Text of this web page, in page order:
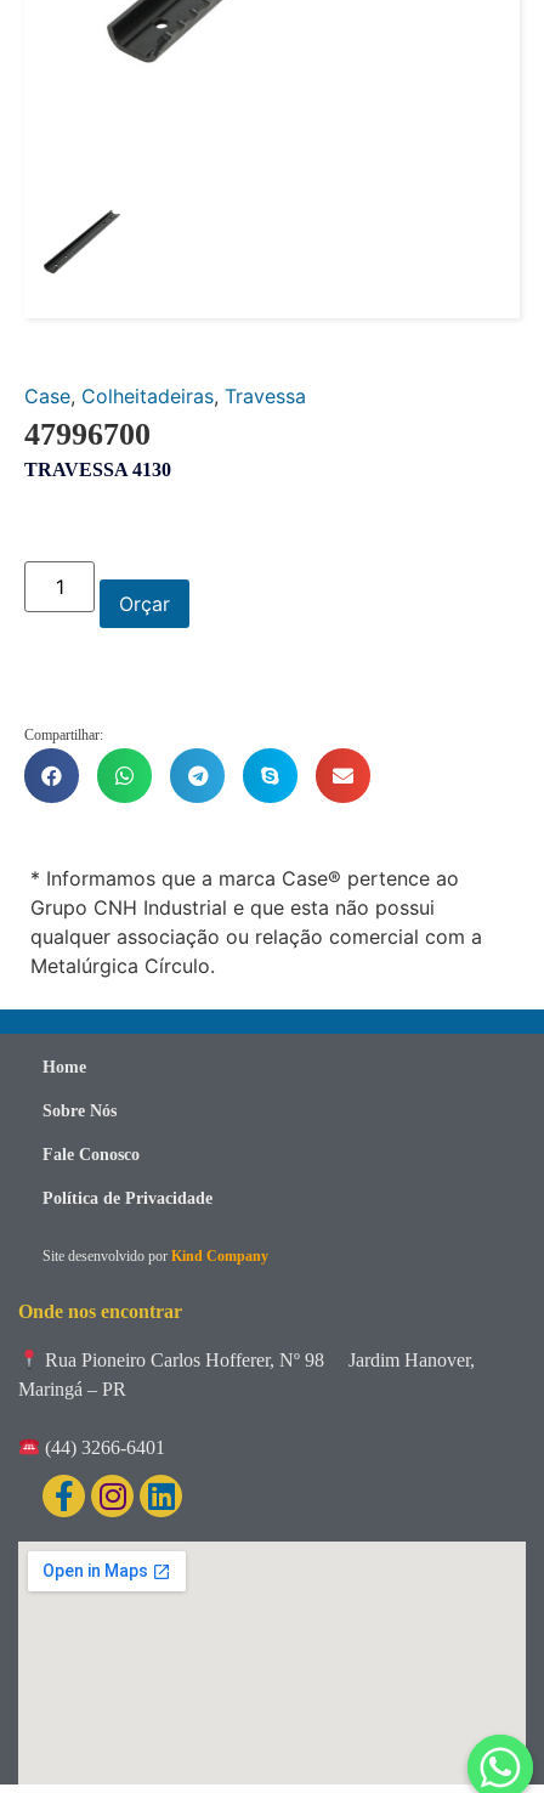
Case, Colheitadeiras, Travessa
47996700
TRAVESSA 4130
Orçar
Compartilhar:
* Informamos que a marca Case® pertence ao
Grupo CNH Industrial e que esta não possui
qualquer associação ou relação comercial com a
Metalúrgica Círculo.
Home
Sobre Nós
Fale Conosco
Política de Privacidade
Site desenvolvido por Kind Company
Onde nos encontrar
Rua Pioneiro Carlos Hofferer, Nº 98
Jardim Hanover,
Maringá – PR
(44) 3266-6401